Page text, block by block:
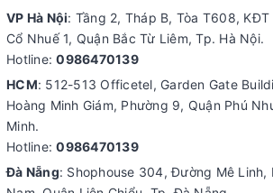
VP Hà Nội: Tầng 2, Tháp B, Tòa T608,
Cổ Nhuế 1, Quận Bắc Từ Liêm, Tp. Hà Nội.
Hotline:0986470139
HCM: 512-513 Officetel, Garden Gate
Hoàng Minh Giám, Phường 9, Quận Phú
Minh.
Hotline:0986470139
Đà Nẵng: Shophouse 304, Đường Mê Linh,